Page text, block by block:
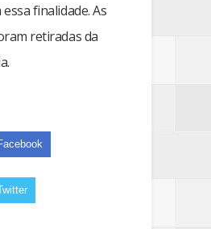
finalidade. As
retiradas da